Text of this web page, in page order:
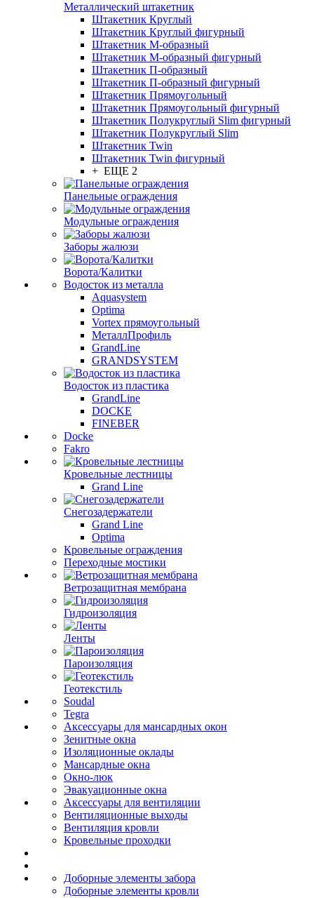
Металлический штакетник
Штакетник Круглый
Штакетник Круглый фигурный
Штакетник М-образный
Штакетник М-образный фигурный
Штакетник П-образный
Штакетник П-образный фигурный
Штакетник Прямоугольный
Штакетник Прямоугольный фигурный
Штакетник Полукруглый Slim фигурный
Штакетник Полукруглый Slim
Штакетник Twin
Штакетник Twin фигурный
+ ЕЩЕ 2
Панельные ограждения
Модульные ограждения
Заборы жалюзи
Ворота/Калитки
Водосток из металла
Aquasystem
Optima
Vortex прямоугольный
МеталлПрофиль
GrandLine
GRANDSYSTEM
Водосток из пластика
GrandLine
DOCKE
FINEBER
Docke
Fakro
Кровельные лестницы
Grand Line
Снегозадержатели
Grand Line
Optima
Кровельные ограждения
Переходные мостики
Ветрозащитная мембрана
Гидроизоляция
Ленты
Пароизоляция
Геотекстиль
Soudal
Tegra
Аксессуары для мансардных окон
Зенитные окна
Изоляционные оклады
Мансардные окна
Окно-люк
Эвакуационные окна
Аксессуары для вентиляции
Вентиляционные выходы
Вентиляция кровли
Кровельные проходки
Доборные элементы забора
Доборные элементы кровли